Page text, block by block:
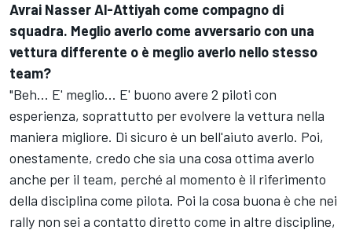
Avrai Nasser Al-Attiyah come compagno di
squadra. Meglio averlo come avversario con una
vettura differente o è meglio averlo nello stesso
team?
"Beh... E' meglio... E' buono avere 2 piloti con
esperienza, soprattutto per evolvere la vettura nella
maniera migliore. Di sicuro è un bell'aiuto averlo. Poi,
onestamente, credo che sia una cosa ottima averlo
anche per il team, perché al momento è il riferimento
della disciplina come pilota. Poi la cosa buona è che nei
rally non sei a contatto diretto come in altre discipline,